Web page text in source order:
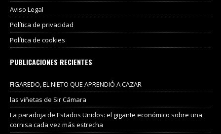
Aviso Legal
Política de privacidad
Política de cookies
PUBLICACIONES RECIENTES
FIGAREDO, EL NIETO QUE APRENDIÓ A CAZAR
las viñetas de Sir Cámara
La paradoja de Estados Unidos: el gigante económico sobre una
cornisa cada vez más estrecha